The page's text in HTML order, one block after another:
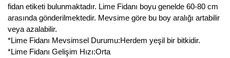
fidan etiketi bulunmaktadır. Lime Fidanı boyu genelde 60-80 cm
arasında gönderilmektedir. Mevsime göre bu boy aralığı artabilir
veya azalabilir.
*Lime Fidanı Mevsimsel Durumu:Herdem yeşil bir bitkidir.
*Lime Fidanı Gelişim Hızı:Orta